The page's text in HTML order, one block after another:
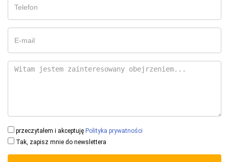
przeczytałem i akceptuję Polityka prywatności
Tak, zapisz mnie do newslettera